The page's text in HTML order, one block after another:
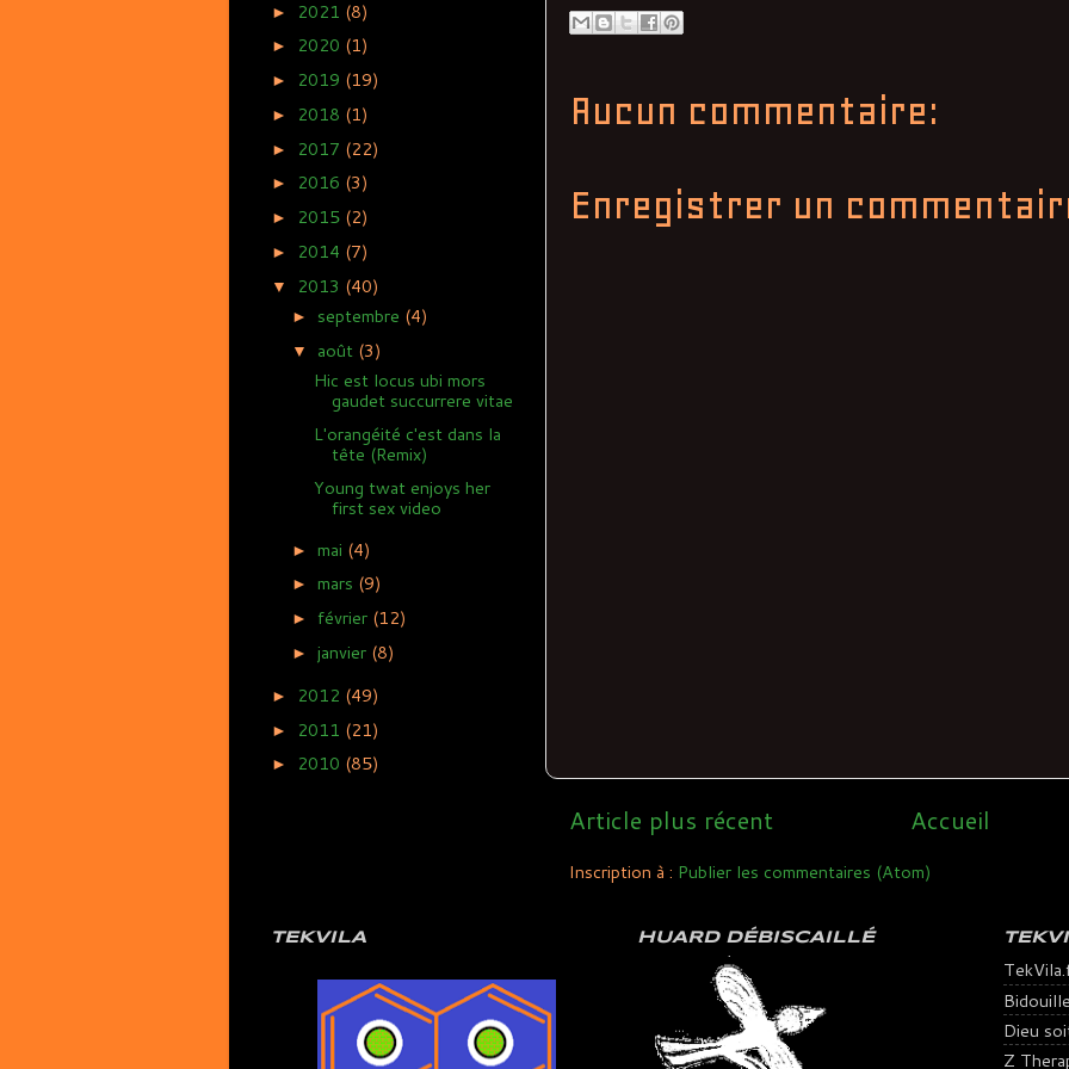
Aucun commentaire:
Enregistrer un
Article plus récent Accueil
Inscription à : Publier les commentaires (Atom)
► 2021 (8)
► 2020 (1)
► 2019 (19)
► 2018 (1)
► 2017 (22)
► 2016 (3)
► 2015 (2)
► 2014 (7)
▼ 2013 (40)
► septembre (4)
▼ août (3)
Hic est locus ubi mors
gaudet succurrere vitae
L'orangéité c'est dans la
tête (Remix)
Young twat enjoys her
first sex video
►mai (4)
►mars (9)
►février (12)
►janvier (8)
► 2012 (49)
► 2011 (21)
► 2010 (85)
TEKVILA HUARD DÉBISCAILLÉ
Dieu
Z